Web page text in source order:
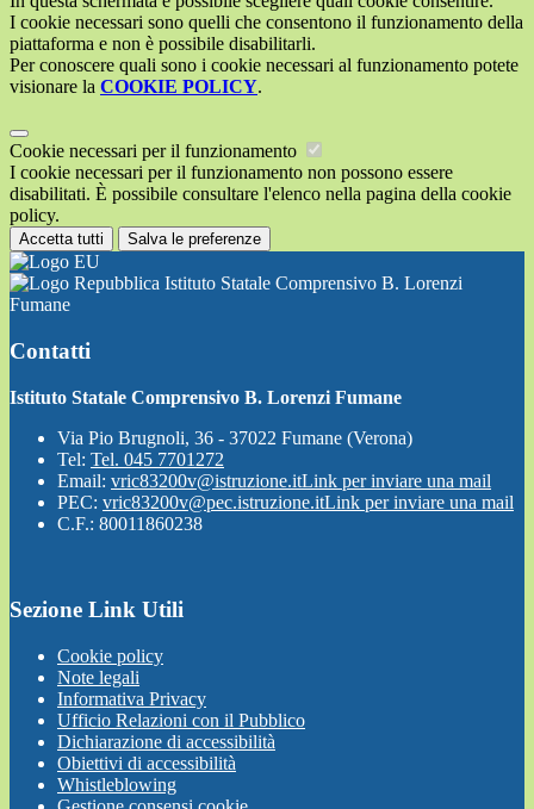
I cookie necessari sono quelli che consentono il funzionamento della
piattaforma e non è possibile disabilitarli.
Per conoscere quali sono i cookie necessari al funzionamento potete
visionare la COOKIE POLICY.
Cookie necessari per il funzionamento
I cookie necessari per il funzionamento non possono essere
disabilitati. È possibile consultare l'elenco nella pagina della cookie
policy.
Accetta tutti Salva le preferenze
Istituto Statale Comprensivo B. Lorenzi
Fumane
Contatti
Istituto Statale Comprensivo B. Lorenzi Fumane
Via Pio Brugnoli, 36 - 37022 Fumane (Verona)
Tel: Tel. 045 7701272
Email: vric83200v@istruzione.itLink per inviare una mail
PEC: vric83200v@pec.istruzione.itLink per inviare una mail
C.F.: 80011860238
Sezione Link Utili
Cookie policy
Note legali
Informativa Privacy
Ufficio Relazioni con il Pubblico
Dichiarazione di accessibilità
Obiettivi di accessibilità
Whistleblowing